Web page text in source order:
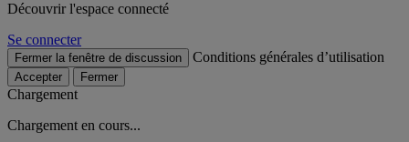
Découvrir l'espace connecté
Se connecter
Fermer la fenêtre de discussion Conditions générales d’utilisation
Accepter Fermer
Chargement
Chargement en cours...